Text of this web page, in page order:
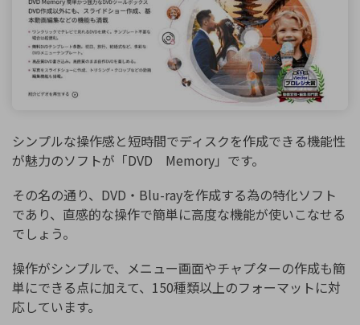
シンプルな操作感と短時間でディスクを作成できる機能性
が魅力のソフトが「DVD Memory」です。
その名の通り、DVD・Blu-rayを作成する為の特化ソフト
であり、直感的な操作で簡単に高度な機能が使いこなせる
でしょう。
操作がシンプルで、メニュー画面やチャプターの作成も簡
単にできる点に加えて、150種類以上のフォーマットに対
応しています。